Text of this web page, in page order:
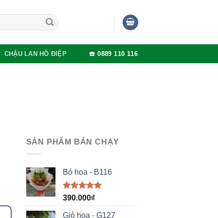
CHẬU LAN HỒ ĐIỆP ☎️ 0889 110 116
SẢN PHẨM BÁN CHẠY
Bó hoa - B116
Được xếp
5 sao
390.000₫
Giỏ hoa - G127